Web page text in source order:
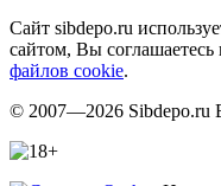
Сайт sibdepo.ru
сайтом, Вы
файлов cookie.
© 2007—2026 Sibdepo.ru